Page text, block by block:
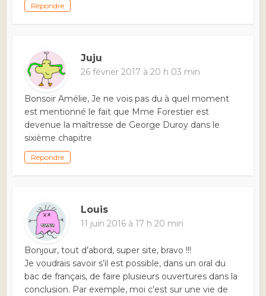
Répondre
Juju
26 février 2017 à 20 h 03 min
Bonsoir Amélie, Je ne vois pas du à quel moment
est mentionné le fait que Mme Forestier est
devenue la maîtresse de George Duroy dans le
sixième chapitre
Répondre
Louis
11 juin 2016 à 17 h 20 min
Bonjour, tout d’abord, super site, bravo !!!
Je voudrais savoir s’il est possible, dans un oral du
bac de français, de faire plusieurs ouvertures dans la
conclusion. Par exemple, moi c’est sur une vie de